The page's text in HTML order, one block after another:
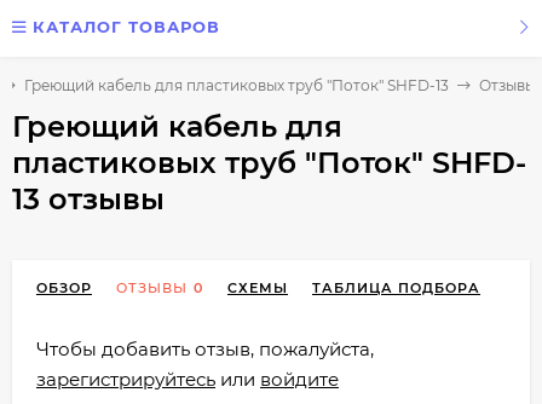
КАТАЛОГ ТОВАРОВ
Греющий кабель для пластиковых труб "Поток" SHFD-13 Отзывы
Греющий кабель для
пластиковых труб "Поток" SHFD-
13 отзывы
ОБЗОР ОТЗЫВЫ 0 СХЕМЫ ТАБЛИЦА ПОДБОРА
Чтобы добавить отзыв, пожалуйста,
зарегистрируйтесь или войдите